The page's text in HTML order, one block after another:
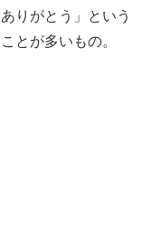
りがとう」という
とが多いもの。